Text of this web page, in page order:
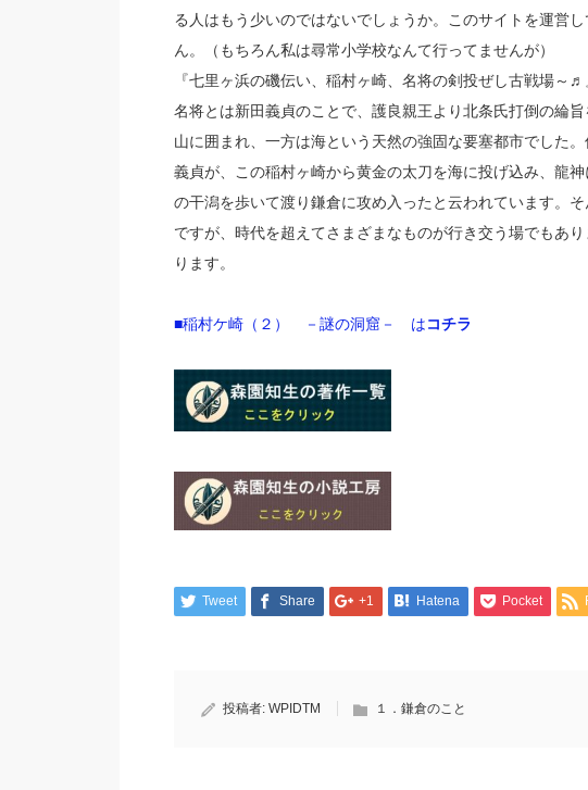
る人はもう少いのではないでしょうか。このサイトを運営
ん。（もちろん私は尋常小学校なんて行ってませんが）
『七里ヶ浜の磯伝い、稲村ヶ崎、名将の剣投ぜし古戦場～♬
名将とは新田義貞のことで、護良親王より北条氏打倒の綸
山に囲まれ、一方は海という天然の強固な要塞都市でした
義貞が、この稲村ヶ崎から黄金の太刀を海に投げ込み、龍
の干潟を歩いて渡り鎌倉に攻め入ったと云われています。
ですが、時代を超えてさまざまなものが行き交う場でもあ
ります。
■稲村ケ崎（２） －謎の洞窟－ はコチラ
Tweet Share +1 Hatena Pocket
投稿者: WPIDTM １．鎌倉のこと